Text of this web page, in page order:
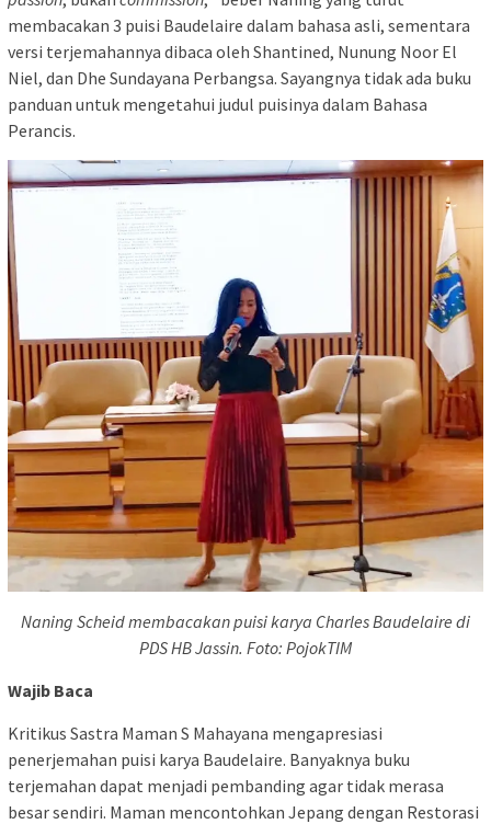
membacakan 3 puisi Baudelaire dalam bahasa asli, sementara
versi terjemahannya dibaca oleh Shantined, Nunung Noor El
Niel, dan Dhe Sundayana Perbangsa. Sayangnya tidak ada buku
panduan untuk mengetahui judul puisinya dalam Bahasa
Perancis.
Naning Scheid membacakan puisi karya Charles Baudelaire di
PDS HB Jassin. Foto: PojokTIM
Wajib Baca
Kritikus Sastra Maman S Mahayana mengapresiasi
penerjemahan puisi karya Baudelaire. Banyaknya buku
terjemahan dapat menjadi pembanding agar tidak merasa
besar sendiri. Maman mencontohkan Jepang dengan Restorasi